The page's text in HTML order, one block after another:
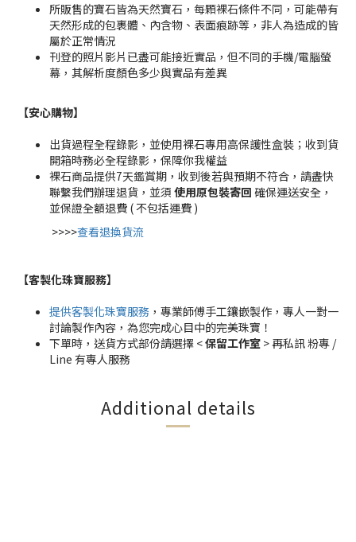
所販售的寶石皆為天然寶石，每顆裸石條件不同，可能帶有
天然形成的包裹體、內含物、表面痕跡等，非人為造成的皆
屬於正常情況
刊登的照片影片已盡可能接近實品，但不同的手機/電腦螢
幕，其解析度顏色多少與實品有差異
【安心購物】
出貨過程全程錄影，並使用裸石專用高保護性盒裝；收到貨
開箱時務必全程錄影，保障你我權益
裸石商品提供7天鑑賞期，收到後若與預期不符合，請盡快
聯繫我們辦理退貨，並須 使用原包裝寄回 確保運送安全，
並保證全額退費 ( 不包括運費 )
>>>>查看退換貨流
【客製化珠寶服務】
提供客製化珠寶服務 ，專業師傅手工鑲嵌製作，專人一對一
討論製作內容，為您完成心目中的完美珠寶！
下單時，送貨方式部份請選擇 <保留工作室 > 再私訊 粉專 /
Line 有專人服務
Additional details